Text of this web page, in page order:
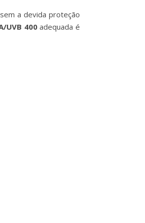
a devida proteção
UVB 400adequada é